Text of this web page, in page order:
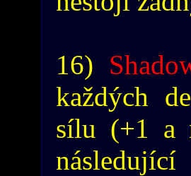
16)
každých
sílu (+1 a